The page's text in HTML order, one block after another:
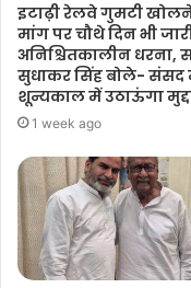
इटाढ़ी रेलवे गुमटी
मांग पर चौथे दिन भी
अनिश्चितकालीन धरना,
सुधाकर सिंह बोले- संसद
शून्यकाल में उठाऊंगा
1 week ago